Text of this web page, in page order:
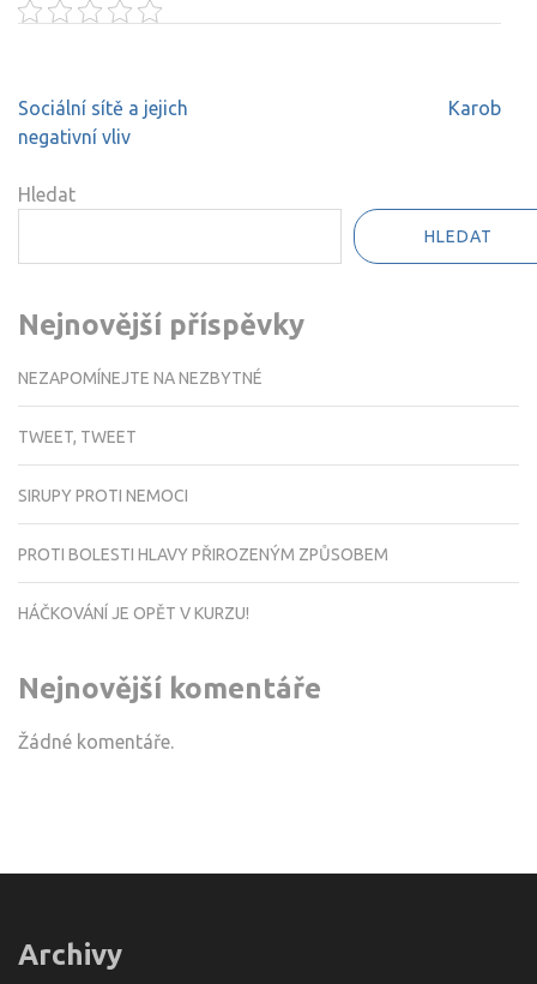
Navigace
pro
Sociální sítě a jejich
negativní vliv
Karob
Hledat
HLEDAT
Nejnovější příspěvky
NEZAPOMÍNEJTE NA NEZBYTNÉ
TWEET, TWEET
SIRUPY PROTI NEMOCI
PROTI BOLESTI HLAVY PŘIROZENÝM ZPŮSOBEM
HÁČKOVÁNÍ JE OPĚT V KURZU!
Nejnovější komentáře
Žádné komentáře.
Archivy